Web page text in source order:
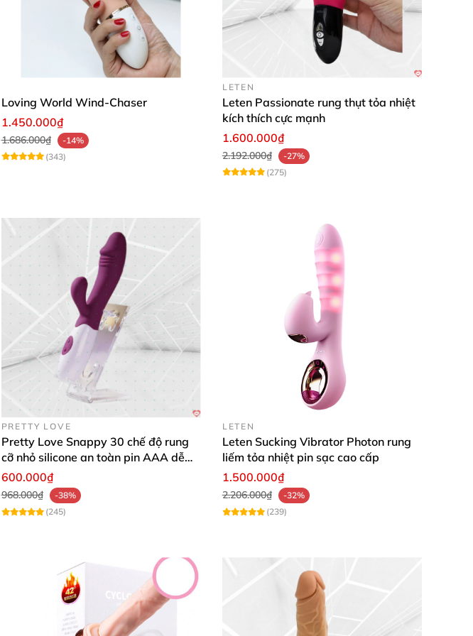
Loving World Wind-Chaser
1.450.000₫
1.686.000₫
-14%
(343)
LETEN
Leten Passionate rung thụt tỏa nhiệt
kích thích cực mạnh
1.600.000₫
2.192.000₫
-27%
(275)
PRETTY LOVE
Pretty Love Snappy 30 chế độ rung
cỡ nhỏ silicone an toàn pin AAA dễ
dùng
600.000₫
968.000₫
-38%
(245)
LETEN
Leten Sucking Vibrator Photon rung
liếm tỏa nhiệt pin sạc cao cấp
1.500.000₫
2.206.000₫
-32%
(239)